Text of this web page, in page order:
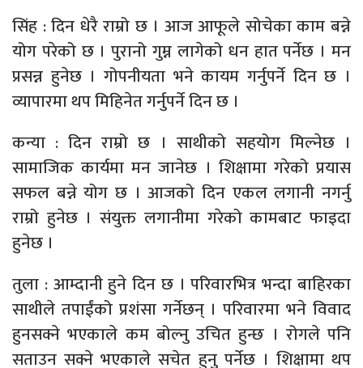
सिंह : दिन धेरै राम्रो छ । आज आफूले सोचेका काम बन्ने
योग परेको छ । पुरानो गुम्न लागेको धन हात पर्नेछ । मन
प्रसन्न हुनेछ । गोपनीयता भने कायम गर्नुपर्ने दिन छ ।
व्यापारमा थप मिहिनेत गर्नुपर्ने दिन छ ।
कन्या : दिन राम्रो छ । साथीको सहयोग मिल्नेछ ।
सामाजिक कार्यमा मन जानेछ । शिक्षामा गरेको प्रयास
सफल बन्ने योग छ । आजको दिन एकल लगानी नगर्नु
राम्रो हुनेछ । संयुक्त लगानीमा गरेको कामबाट फाइदा
हुनेछ ।
तुला : आम्दानी हुने दिन छ । परिवारभित्र भन्दा बाहिरका
साथीले तपाईंको प्रशंसा गर्नेछन् । परिवारमा भने विवाद
हुनसक्ने भएकाले कम बोल्नु उचित हुन्छ । रोगले पनि
सताउन सक्ने भएकाले सचेत हुनु पर्नेछ । शिक्षामा थप